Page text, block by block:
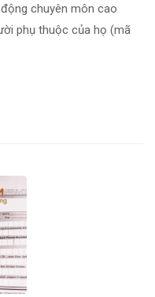
chuyên môn cao
phụ thuộc của họ (mã